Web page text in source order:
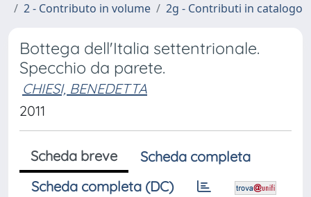
2 - Contributo in volume
2g - Contributi in catalogo
Bottega dell'Italia settentrionale.
Specchio da parete.
CHIESI, BENEDETTA
2011
Scheda breve
Scheda completa
Scheda completa (DC)